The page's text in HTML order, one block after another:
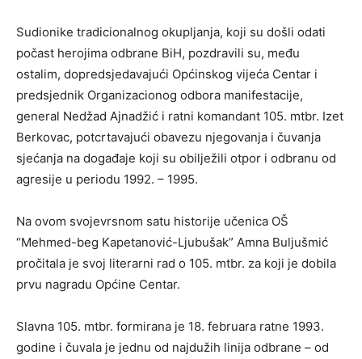
Sudionike tradicionalnog okupljanja, koji su došli odati
počast herojima odbrane BiH, pozdravili su, među
ostalim, dopredsjedavajući Općinskog vijeća Centar i
predsjednik Organizacionog odbora manifestacije,
general Nedžad Ajnadžić i ratni komandant 105. mtbr. Izet
Berkovac, potcrtavajući obavezu njegovanja i čuvanja
sjećanja na događaje koji su obilježili otpor i odbranu od
agresije u periodu 1992. – 1995.
Na ovom svojevrsnom satu historije učenica OŠ
“Mehmed-beg Kapetanović-Ljubušak” Amna Buljušmić
pročitala je svoj literarni rad o 105. mtbr. za koji je dobila
prvu nagradu Općine Centar.
Slavna 105. mtbr. formirana je 18. februara ratne 1993.
godine i čuvala je jednu od najdužih linija odbrane – od